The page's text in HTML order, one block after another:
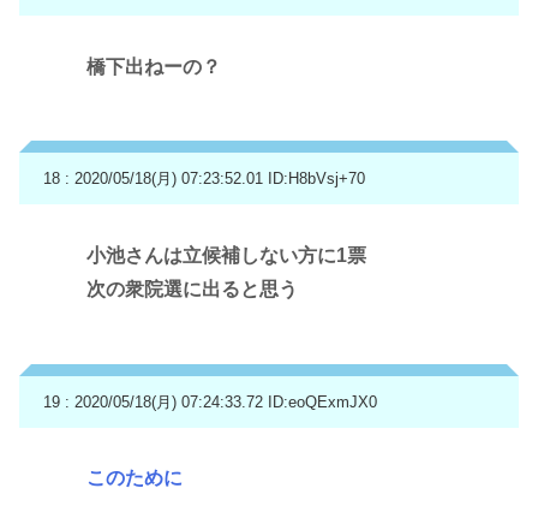
橋下出ねーの？
18 : 2020/05/18(月) 07:23:52.01 ID:H8bVsj+70
小池さんは立候補しない方に1票
次の衆院選に出ると思う
19 : 2020/05/18(月) 07:24:33.72 ID:eoQExmJX0
このために